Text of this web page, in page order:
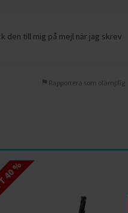
den till mig på mejl när jag skrev
Rapportera som olämplig
%